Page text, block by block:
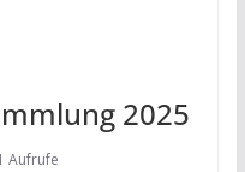
2025
Aufrufe